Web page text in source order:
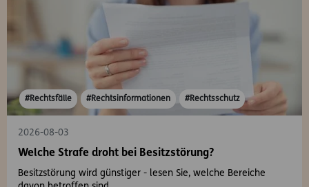
#Rechtsfälle #Rechtsinformationen #Rechtsschutz
2026-08-03
Welche Strafe droht bei Besitzstörung?
Besitzstörung wird günstiger - lesen Sie, welche Bereiche